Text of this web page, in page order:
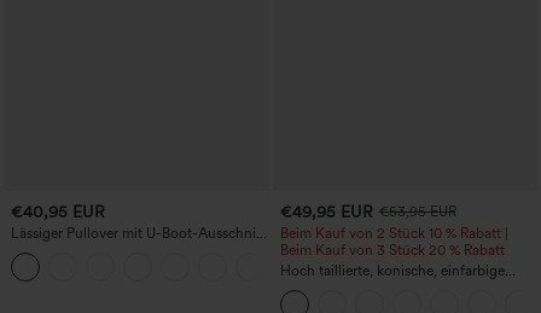
€40,95 EUR
Lässiger Pullover mit U-Boot-Ausschnitt
und Fledermausärmeln.
+1
€49,95 EUR €53,95 EUR
Beim Kauf von 2 Stück 10 % Rabatt |
Beim Kauf von 3 Stück 20 % Rabatt
Hoch taillierte, konische, einfarbige
Anzughose mit Seitentaschen